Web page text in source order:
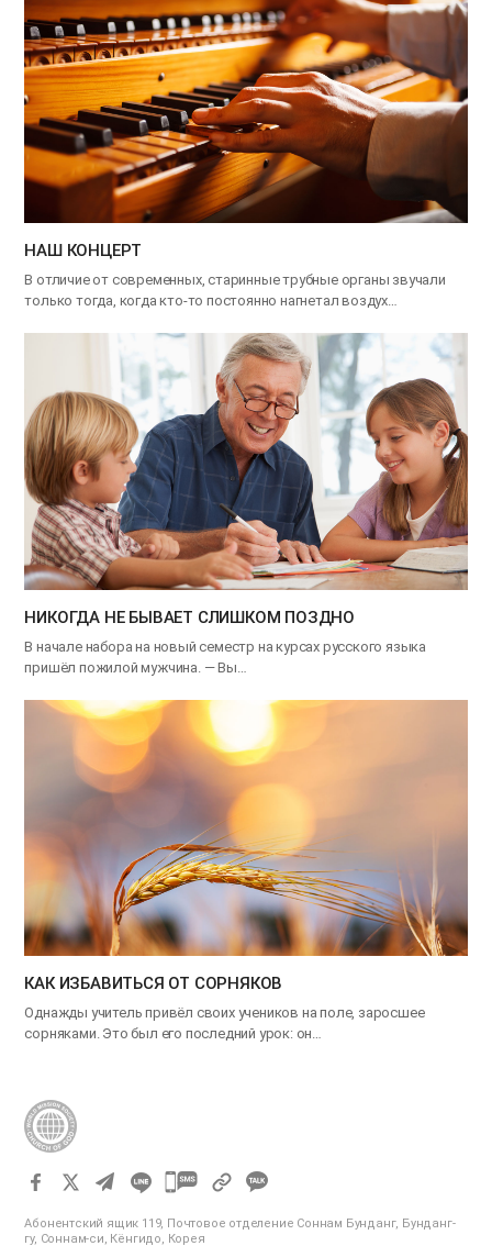
НАШ КОНЦЕРТ
В отличие от современных, старинные трубные органы звучали
только тогда, когда кто-то постоянно нагнетал воздух…
НИКОГДА НЕ БЫВАЕТ СЛИШКОМ ПОЗДНО
В начале набора на новый семестр на курсах русского языка
пришёл пожилой мужчина. — Вы…
КАК ИЗБАВИТЬСЯ ОТ СОРНЯКОВ
Однажды учитель привёл своих учеников на поле, заросшее
сорняками. Это был его последний урок: он…
카
오
Абонентский ящик 119, Почтовое отделение Соннам Бунданг, Бунданг-
гу, Соннам-си, Кёнгидо, Корея